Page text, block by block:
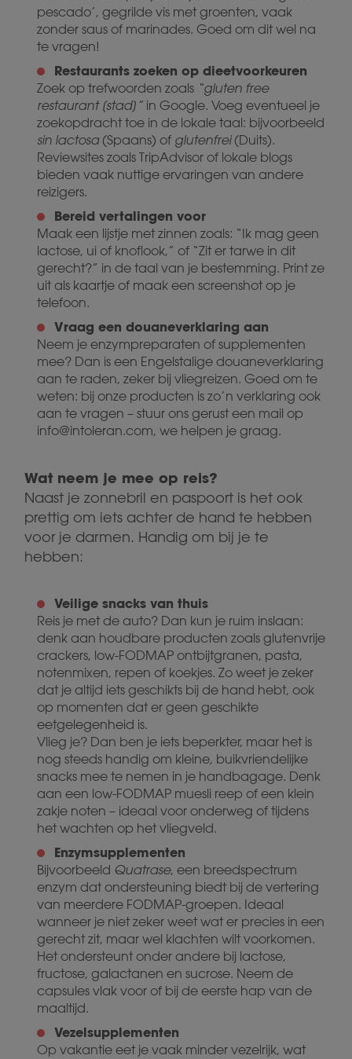
pescado’, gegrilde vis met groenten, vaak
zonder saus of marinades. Goed om dit wel na
te vragen!
Restaurants zoeken op dieetvoorkeuren
Zoek op trefwoorden zoals “gluten free
restaurant [stad]”in Google. Voeg eventueel je
zoekopdracht toe in de lokale taal: bijvoorbeeld
sin lactosa(Spaans) of glutenfrei(Duits).
Reviewsites zoals TripAdvisor of lokale blogs
bieden vaak nuttige ervaringen van andere
reizigers.
Bereid vertalingen voor
Maak een lijstje met zinnen zoals: “Ik mag geen
lactose, ui of knoflook,” of “Zit er tarwe in dit
gerecht?” in de taal van je bestemming. Print ze
uit als kaartje of maak een screenshot op je
telefoon.
Vraag een douaneverklaring aan
Neem je enzympreparaten of supplementen
mee? Dan is een Engelstalige douaneverklaring
aan te raden, zeker bij vliegreizen. Goed om te
weten: bij onze producten is zo’n verklaring ook
aan te vragen – stuur ons gerust een mail op
info@intoleran.com, we helpen je graag.
Wat neem je mee op reis?
Naast je zonnebril en paspoort is het ook
prettig om iets achter de hand te hebben
voor je darmen. Handig om bij je te
hebben:
Veilige snacks van thuis
Reis je met de auto? Dan kun je ruim inslaan:
denk aan houdbare producten zoals glutenvrije
crackers, low-FODMAP ontbijtgranen, pasta,
notenmixen, repen of koekjes. Zo weet je zeker
dat je altijd iets geschikts bij de hand hebt, ook
op momenten dat er geen geschikte
eetgelegenheid is.
Vlieg je? Dan ben je iets beperkter, maar het is
nog steeds handig om kleine, buikvriendelijke
snacks mee te nemen in je handbagage. Denk
aan een low-FODMAP muesli reep of een klein
zakje noten – ideaal voor onderweg of tijdens
het wachten op het vliegveld.
Enzymsupplementen
Bijvoorbeeld Quatrase, een breedspectrum
enzym dat ondersteuning biedt bij de vertering
van meerdere FODMAP-groepen. Ideaal
wanneer je niet zeker weet wat er precies in een
gerecht zit, maar wel klachten wilt voorkomen.
Het ondersteunt onder andere bij lactose,
fructose, galactanen en sucrose. Neem de
capsules vlak voor of bij de eerste hap van de
maaltijd.
Vezelsupplementen
Op vakantie eet je vaak minder vezelrijk, wat